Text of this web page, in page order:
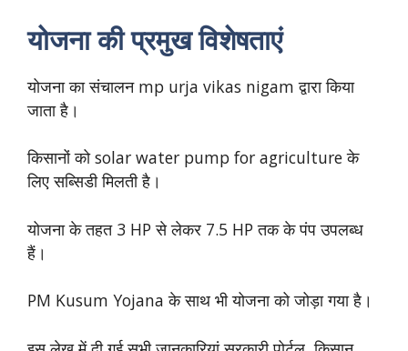
योजना की प्रमुख विशेषताएं
योजना का संचालन mp urja vikas nigam द्वारा किया
जाता है।
किसानों को solar water pump for agriculture के
लिए सब्सिडी मिलती है।
योजना के तहत 3 HP से लेकर 7.5 HP तक के पंप उपलब्ध
हैं।
PM Kusum Yojana के साथ भी योजना को जोड़ा गया है।